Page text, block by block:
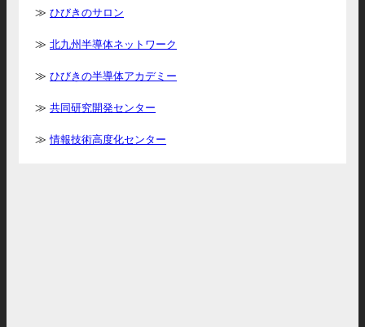
ひびきのサロン
北九州半導体ネットワーク
ひびきの半導体アカデミー
共同研究開発センター
情報技術高度化センター